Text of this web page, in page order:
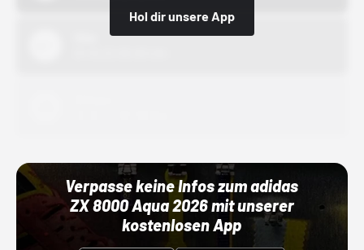
Hol dir unsere App
Verpasse keine Infos zum adidas
ZX 8000 Aqua 2026 mit unserer
kostenlosen App